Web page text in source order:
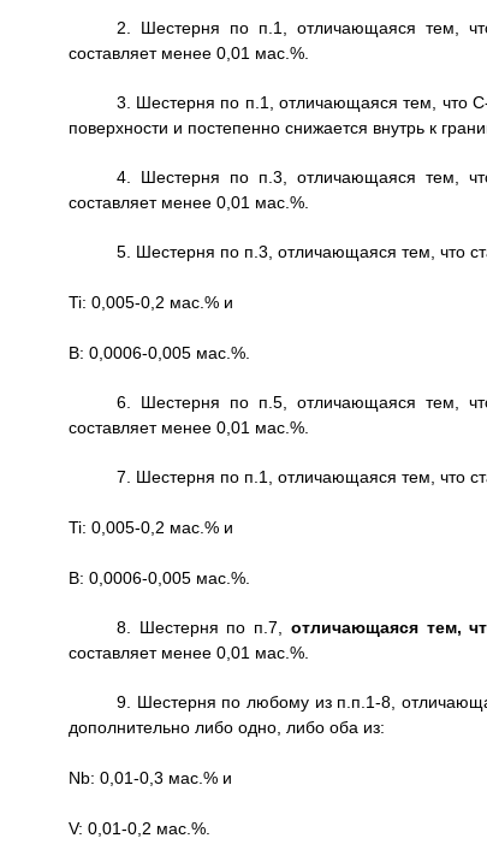
2. Шестерня по п.1, отличающаяся тем,
составляет менее 0,01 мас.%.
3. Шестерня по п.1, отличающаяся тем, что
поверхности и постепенно снижается внутрь к
4. Шестерня по п.3, отличающаяся тем,
составляет менее 0,01 мас.%.
5. Шестерня по п.3, отличающаяся тем, что
Ti: 0,005-0,2 мас.% и
В: 0,0006-0,005 мас.%.
6. Шестерня по п.5, отличающаяся тем,
составляет менее 0,01 мас.%.
7. Шестерня по п.1, отличающаяся тем, что
Ti: 0,005-0,2 мас.% и
В: 0,0006-0,005 мас.%.
8. Шестерня по п.7, отличающаяся тем,
составляет менее 0,01 мас.%.
9. Шестерня по любому из п.п.1-8,
дополнительно либо одно, либо оба из:
Nb: 0,01-0,3 мас.% и
V: 0,01-0,2 мас.%.